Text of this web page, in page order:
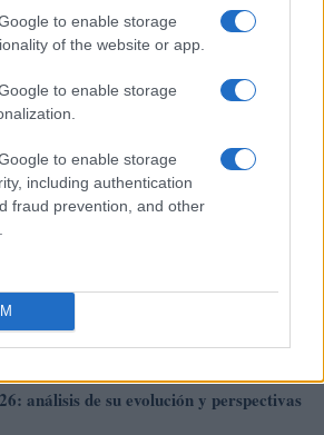
to enable storage
of the website or app.
to enable storage
to enable storage
including authentication
fraud prevention, and other
digitales
análisis de su evolución y perspectivas